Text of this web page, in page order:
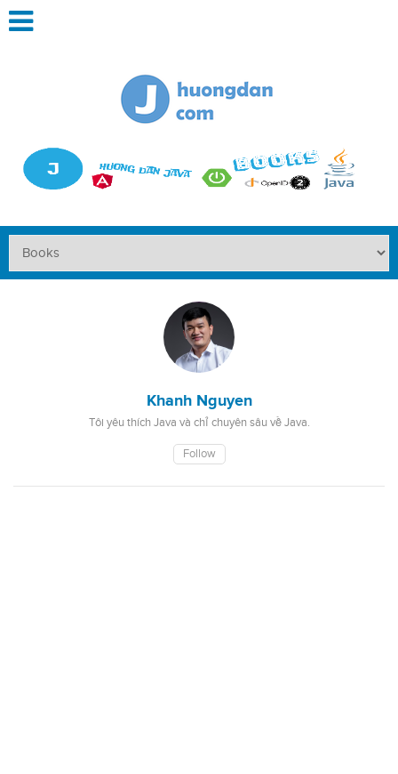
Khanh Nguyen
Tôi yêu thích Java và chỉ chuyên sâu về Java.
Follow